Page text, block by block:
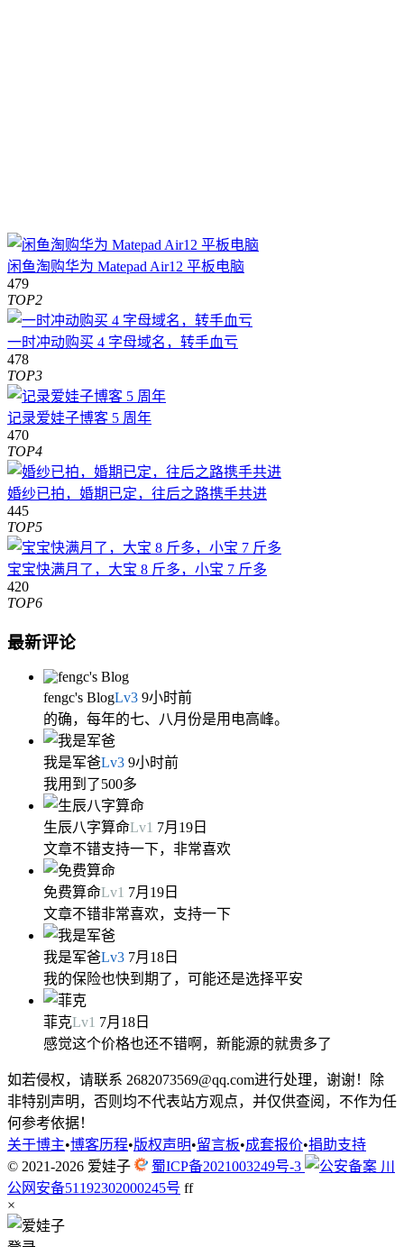
闲鱼淘购华为 Matepad Air12 平板电脑
479
TOP2
一时冲动购买 4 字母域名，转手血亏
478
TOP3
记录爱娃子博客 5 周年
470
TOP4
婚纱已拍，婚期已定，往后之路携手共进
445
TOP5
宝宝快满月了，大宝 8 斤多，小宝 7 斤多
420
TOP6
最新评论
fengc's BlogLv3 9小时前
的确，每年的七、八月份是用电高峰。
我是军爸Lv3 9小时前
我用到了500多
生辰八字算命Lv1 7月19日
文章不错支持一下，非常喜欢
免费算命Lv1 7月19日
文章不错非常喜欢，支持一下
我是军爸Lv3 7月18日
我的保险也快到期了，可能还是选择平安
菲克Lv1 7月18日
感觉这个价格也还不错啊，新能源的就贵多了
如若侵权，请联系 2682073569@qq.com进行处理，谢谢！除
非特别声明，否则均不代表站方观点，并仅供查阅，不作为任
何参考依据！
关于博主•博客历程•版权声明•留言板•成套报价•捐助支持
© 2021-2026 爱娃子 蜀ICP备2021003249号-3
川
公网安备51192302000245号 ff
×